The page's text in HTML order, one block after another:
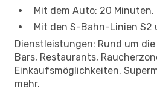
Mit dem Auto: 20 Minuten.
Mit den S-Bahn-Linien S2
Dienstleistungen: Rund um
Bars, Restaurants,
Einkaufsmöglichkeiten,
mehr.